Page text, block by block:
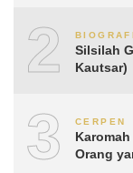
2
Silsilah
Kautsar)
3 CERPEN
Orang